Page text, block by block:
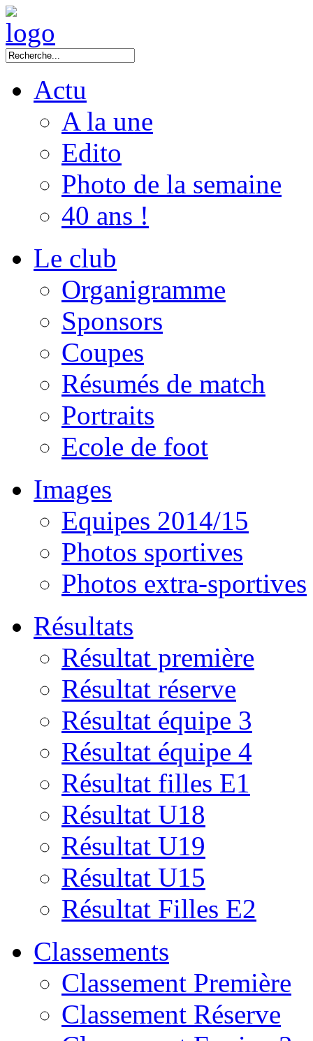
Actu
A la une
Edito
Photo de la semaine
40 ans !
Le club
Organigramme
Sponsors
Coupes
Résumés de match
Portraits
Ecole de foot
Images
Equipes 2014/15
Photos sportives
Photos extra-sportives
Résultats
Résultat première
Résultat réserve
Résultat équipe 3
Résultat équipe 4
Résultat filles E1
Résultat U18
Résultat U19
Résultat U15
Résultat Filles E2
Classements
Classement Première
Classement Réserve